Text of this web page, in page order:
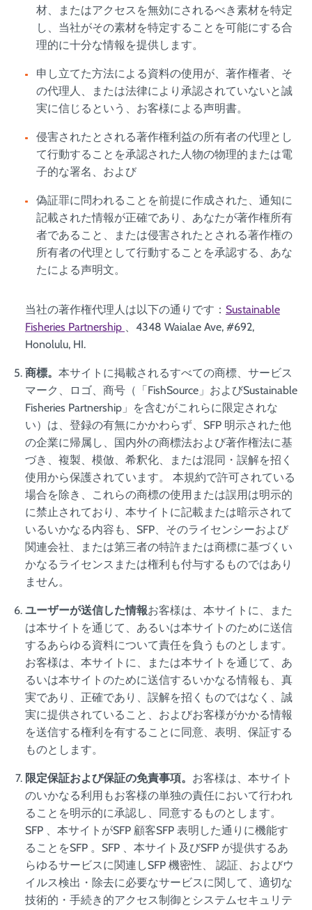
材、またはアクセスを無効にされるべき素材を特定
し、当社がその素材を特定することを可能にする合
理的に十分な情報を提供します。
申し立てた方法による資料の使用が、著作権者、そ
の代理人、または法律により承認されていないと誠
実に信じるという、お客様による声明書。
侵害されたとされる著作権利益の所有者の代理とし
て行動することを承認された人物の物理的または電
子的な署名、および
偽証罪に問われることを前提に作成された、通知に
記載された情報が正確であり、あなたが著作権所有
者であること、または侵害されたとされる著作権の
所有者の代理として行動することを承認する、あな
たによる声明文。
当社の著作権代理人は以下の通りです： Sustainable
Fisheries Partnership 、4348 Waialae Ave, #692,
Honolulu, HI.
商標。 本サイトに掲載されるすべての商標、サービス
マーク、ロゴ、商号（「FishSource」およびSustainable
Fisheries Partnership」を含むがこれらに限定されな
い）は、登録の有無にかかわらず、SFP 明示された他
の企業に帰属し、国内外の商標法および著作権法に基
づき、複製、模倣、希釈化、または混同・誤解を招く
使用から保護されています。 本規約で許可されている
場合を除き、これらの商標の使用または誤用は明示的
に禁止されており、本サイトに記載または暗示されて
いるいかなる内容も、SFP、そのライセンシーおよび
関連会社、または第三者の特許または商標に基づくい
かなるライセンスまたは権利も付与するものではあり
ません。
ユーザーが送信した情報お客様は、本サイトに、また
は本サイトを通じて、あるいは本サイトのために送信
するあらゆる資料について責任を負うものとします。
お客様は、本サイトに、または本サイトを通じて、あ
るいは本サイトのために送信するいかなる情報も、真
実であり、正確であり、誤解を招くものではなく、誠
実に提供されていること、およびお客様がかかる情報
を送信する権利を有することに同意、表明、保証する
ものとします。
限定保証および保証の免責事項。 お客様は、本サイト
のいかなる利用もお客様の単独の責任において行われ
ることを明示的に承認し、同意するものとします。
SFP 、本サイトがSFP 顧客SFP 表明した通りに機能す
ることをSFP 。SFP 、本サイト及びSFP が提供するあ
らゆるサービスに関連しSFP 機密性、 認証、およびウ
イルス検出・除去に必要なサービスに関して、適切な
技術的・手続き的アクセス制御とシステムセキュリテ